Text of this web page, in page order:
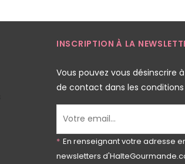
INSCRIPTION À LA
Vous pouvez vous
de contact dans les
* En renseignant votre adresse
newsletters